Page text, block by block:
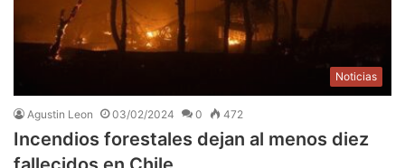
Noticias
Agustin Leon 03/02/2024 0 472
Incendios forestales dejan al menos diez